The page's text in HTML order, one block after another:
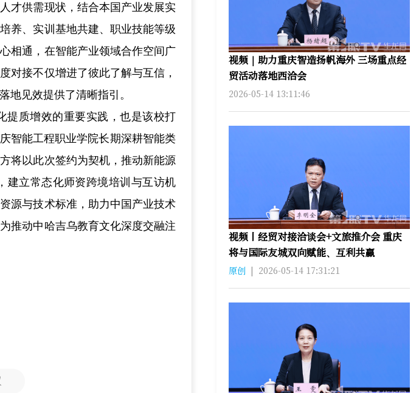
才供需现状，结合本国产业发展实
养、实训基地共建、职业技能等级
相通，在智能产业领域合作空间广
对接不仅增进了彼此了解与互信，
地见效提供了清晰指引。
提质增效的重要实践，也是该校打
智能工程职业学院长期深耕智能类
将以此次签约为契机，推动新能源
建立常态化师资跨境培训与互访机
源与技术标准，助力中国产业技术
推动中哈吉乌教育文化深度交融注
视频｜助力重庆智造扬帆海外 三场重点经
贸活动落地西洽会
2026-05-14 13:11:46
视频丨经贸对接洽谈会+文旅推介会 重庆
将与国际友城双向赋能、互利共赢
原创 | 2026-05-14 17:31:21